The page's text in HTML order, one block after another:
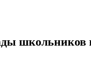
школьников